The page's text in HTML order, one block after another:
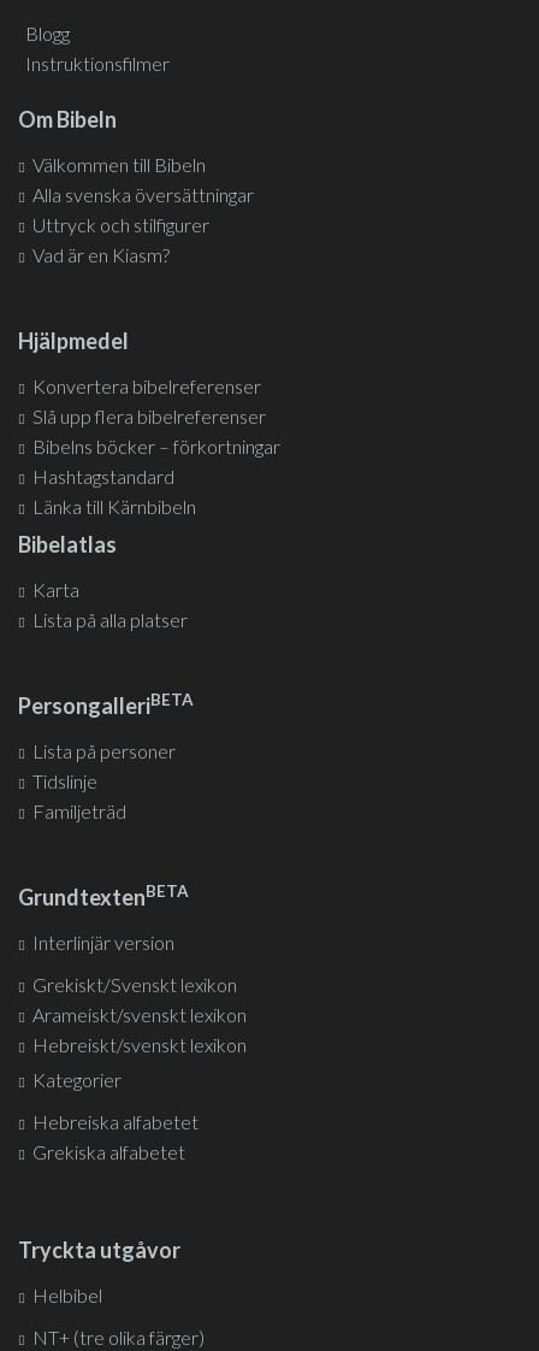
Blogg
Instruktionsfilmer
Om Bibeln
Välkommen till Bibeln
Alla svenska översättningar
Uttryck och stilfigurer
Vad är en Kiasm?
Hjälpmedel
Konvertera bibelreferenser
Slå upp flera bibelreferenser
Bibelns böcker – förkortningar
Hashtagstandard
Länka till Kärnbibeln
Bibelatlas
Karta
Lista på alla platser
PersongalleriBETA
Lista på personer
Tidslinje
Familjeträd
GrundtextenBETA
Interlinjär version
Grekiskt/Svenskt lexikon
Arameiskt/svenskt lexikon
Hebreiskt/svenskt lexikon
Kategorier
Hebreiska alfabetet
Grekiska alfabetet
Tryckta utgåvor
Helbibel
NT+ (tre olika färger)